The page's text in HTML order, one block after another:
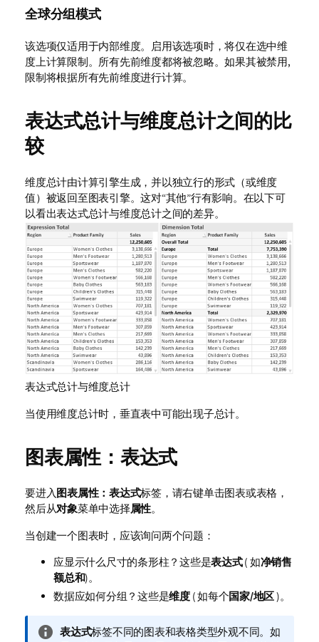
全球分组模式
该选项仅适用于内部维度。启用该选项时，将仅在选中维
度上计算限制。所有先前维度都将被忽略。如果其被禁用,
限制将根据所有先前维度进行计算。
表达式总计与维度总计之间的比
较
维度总计由计算引擎生成，并以独立行的形式（或维度
值）被返回至图表引擎。这对“其他”行有影响。在以下可
以看出表达式总计与维度总计之间的差异。
表达式总计与维度总计
当使用维度总计时，垂直表中可能出现子总计。
图表属性：表达式
要进入图表属性：表达式标签，请右键单击图表或表格，
然后从对象菜单中选择属性。
当创建一个图表时，应该询问两个问题：
应显示什么尺寸的条形柱？这些是表达式( 如净销售
额总和)。
数据应如何分组？这些是维度( 如每个国家/地区)。
信
表达式标签不同的图表和表格类型外观不同。如